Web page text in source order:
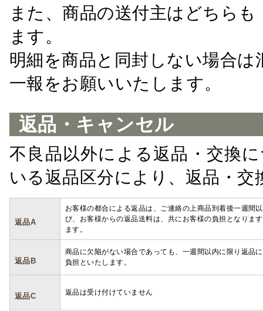
また、商品の送付主はどちら
ます。
明細を商品と同封しない場合
一報をお願いいたします。
返品・キャンセル
不良品以外による返品・交換
いる返品区分により、返品・
返品A
お客様の都合による返品は、ご連絡の上商品到着後一週間
び、お客様からの返品送料は、共にお客様の負担となりま
ます。
返品B
商品に欠陥がない場合であっても、一週間以内に限り返品
負担といたします。
返品C 返品は受け付けていません